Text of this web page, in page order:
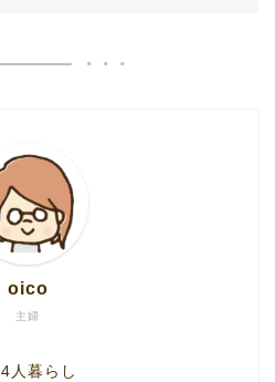
主婦
oico
人暮らし